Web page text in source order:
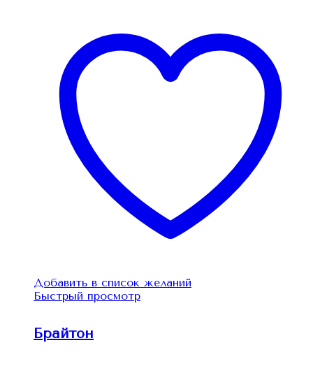
Добавить в список желаний
Быстрый просмотр
Брайтон